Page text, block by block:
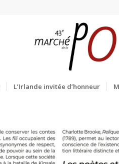
L’Irlande invitée d’honneur